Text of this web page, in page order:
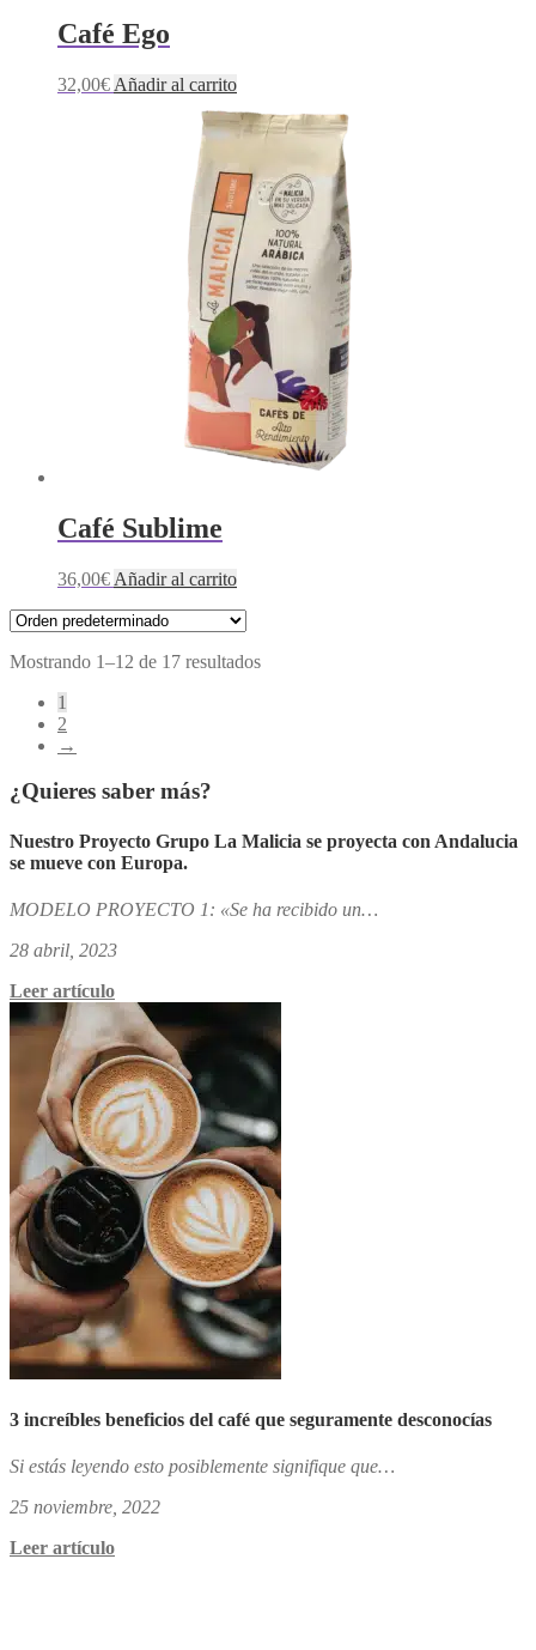
Café Ego
32,00€ Añadir al carrito
Café Sublime
36,00€ Añadir al carrito
Mostrando 1–12 de 17 resultados
1
2
→
¿Quieres saber más?
Nuestro Proyecto Grupo La Malicia se proyecta con Andalucia
se mueve con Europa.
MODELO PROYECTO 1: «Se ha recibido un…
28 abril, 2023
Leer artículo
3 increíbles beneficios del café que seguramente desconocías
Si estás leyendo esto posiblemente signifique que…
25 noviembre, 2022
Leer artículo